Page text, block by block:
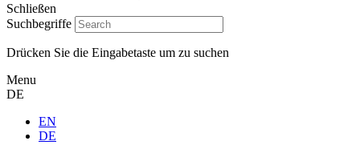
Schließen
Suchbegriffe
Drücken Sie die Eingabetaste um zu suchen
Menu
DE
EN
DE